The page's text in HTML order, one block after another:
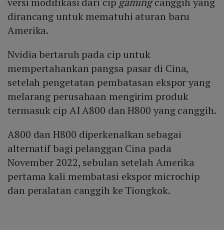
dirancang untuk mematuhi aturan baru
Amerika.
Nvidia bertaruh pada cip untuk
mempertahankan pangsa pasar di Cina,
setelah pengetatan pembatasan ekspor yang
melarang perusahaan mengirim produk
termasuk cip AI A800 dan H800 yang canggih.
A800 dan H800 diperkenalkan sebagai
alternatif bagi pelanggan Cina pada
November 2022, sebulan setelah Amerika
pertama kali membatasi ekspor microchip
dan peralatan canggih ke Tiongkok.